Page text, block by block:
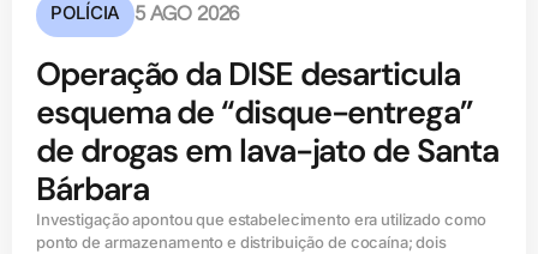
POLÍCIA 5 AGO 2026
Operação da DISE desarticula
esquema de “disque-entrega”
de drogas em lava-jato de Santa
Bárbara
Investigação apontou que estabelecimento era utilizado como
ponto de armazenamento e distribuição de cocaína; dois